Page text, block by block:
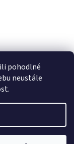
pohodlné
neustále
. Všechna práva